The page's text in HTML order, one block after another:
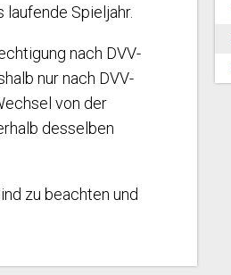
Spieljahr.
nach DVV-
nur nach DVV-
von der
desselben
zu beachten und